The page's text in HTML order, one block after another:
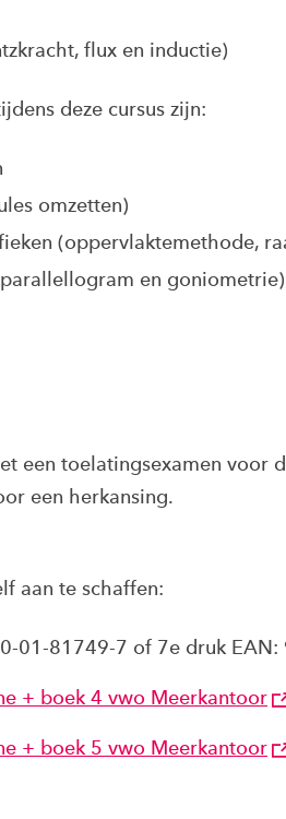
flux en inductie)
deze cursus zijn:
omzetten)
(oppervlaktemethode,
en goniometrie)
een toelatingsexamen voor
een herkansing.
aan te schaffen:​
01-81749-7 of 7e druk
+ boek 4 vwo Meerkantoor
+ boek 5 vwo Meerkantoor